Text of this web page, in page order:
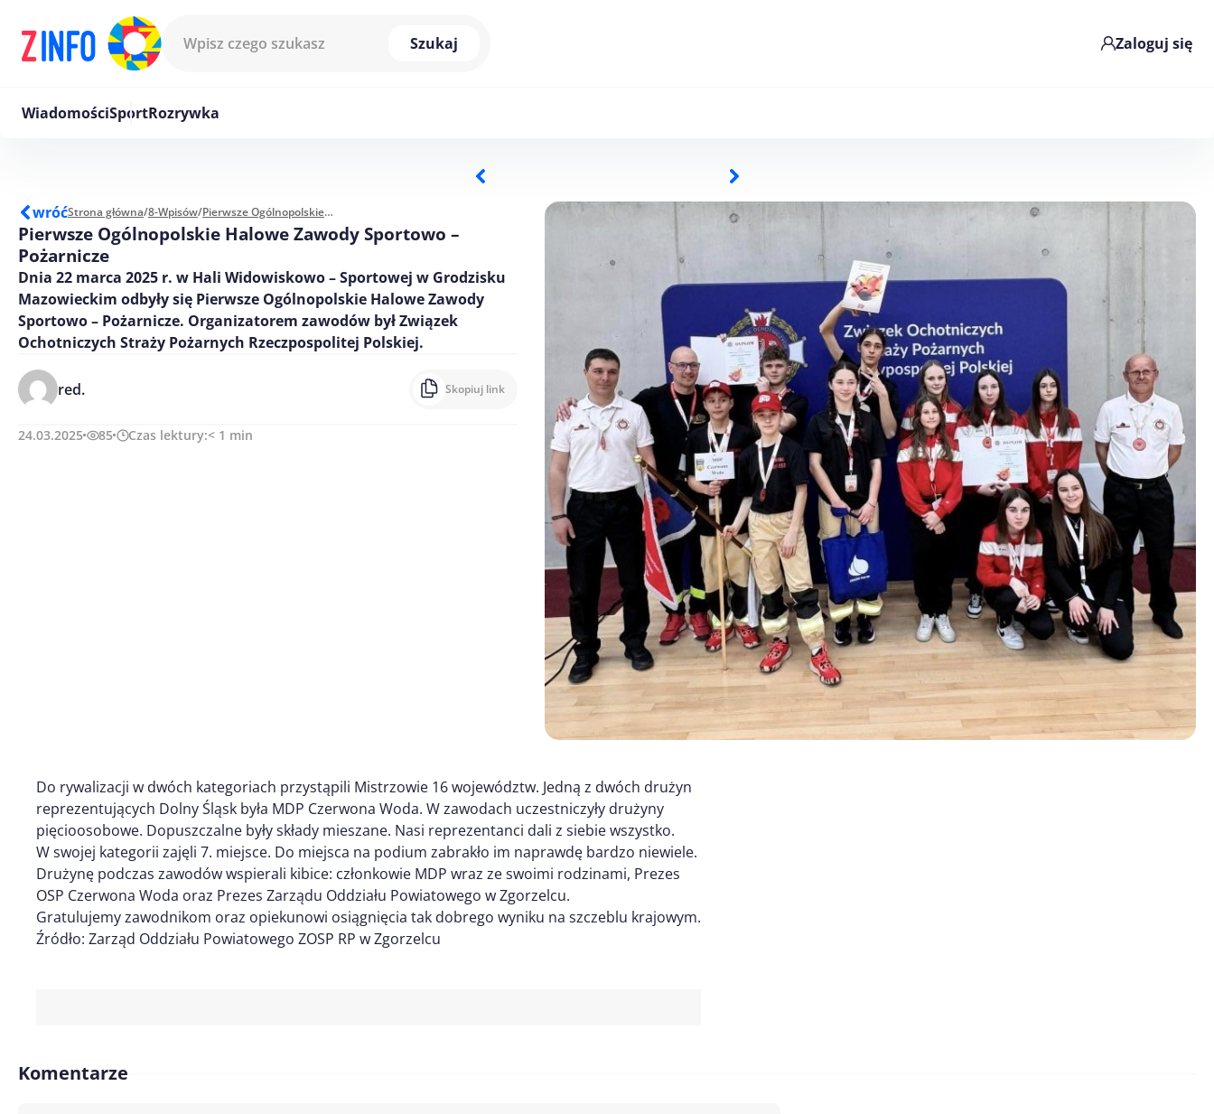
Szukaj
Zaloguj się
WiadomościSportRozrywka
wróćStrona główna/8-Wpisów/ Pierwsze Ogólnopolskie Halowe Zawody Sportowo – Pożarnicze
Pierwsze Ogólnopolskie Halowe Zawody Sportowo –
Pożarnicze
Dnia 22 marca 2025 r. w Hali Widowiskowo – Sportowej w Grodzisku
Mazowieckim odbyły się Pierwsze Ogólnopolskie Halowe Zawody
Sportowo – Pożarnicze. Organizatorem zawodów był Związek
Ochotniczych Straży Pożarnych Rzeczpospolitej Polskiej.
red. Skopiuj link
24.03.2025 85 Czas lektury:< 1 min
Do rywalizacji w dwóch kategoriach przystąpili Mistrzowie 16 województw. Jedną z dwóch drużyn
reprezentujących Dolny Śląsk była MDP Czerwona Woda. W zawodach uczestniczyły drużyny
pięcioosobowe. Dopuszczalne były składy mieszane. Nasi reprezentanci dali z siebie wszystko.
W swojej kategorii zajęli 7. miejsce. Do miejsca na podium zabrakło im naprawdę bardzo niewiele.
Drużynę podczas zawodów wspierali kibice: członkowie MDP wraz ze swoimi rodzinami, Prezes
OSP Czerwona Woda oraz Prezes Zarządu Oddziału Powiatowego w Zgorzelcu.
Gratulujemy zawodnikom oraz opiekunowi osiągnięcia tak dobrego wyniku na szczeblu krajowym.
Źródło: Zarząd Oddziału Powiatowego ZOSP RP w Zgorzelcu
Komentarze